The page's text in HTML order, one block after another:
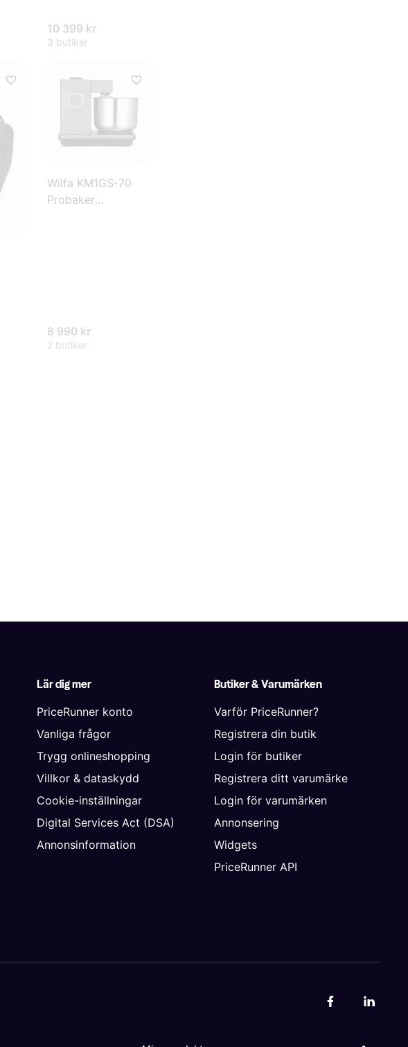
10 399 kr
3 butiker
Wilfa KM1GS-70
Probaker
8 990 kr
2 butiker
Lär dig mer
PriceRunner konto
Vanliga frågor
Trygg onlineshopping
Villkor & dataskydd
Cookie-inställningar
Digital Services Act (DSA)
Annonsinformation
Butiker & Varumärken
Varför PriceRunner?
Registrera din butik
Login för butiker
Registrera ditt varumärke
Login för varumärken
Annonsering
Widgets
PriceRunner API